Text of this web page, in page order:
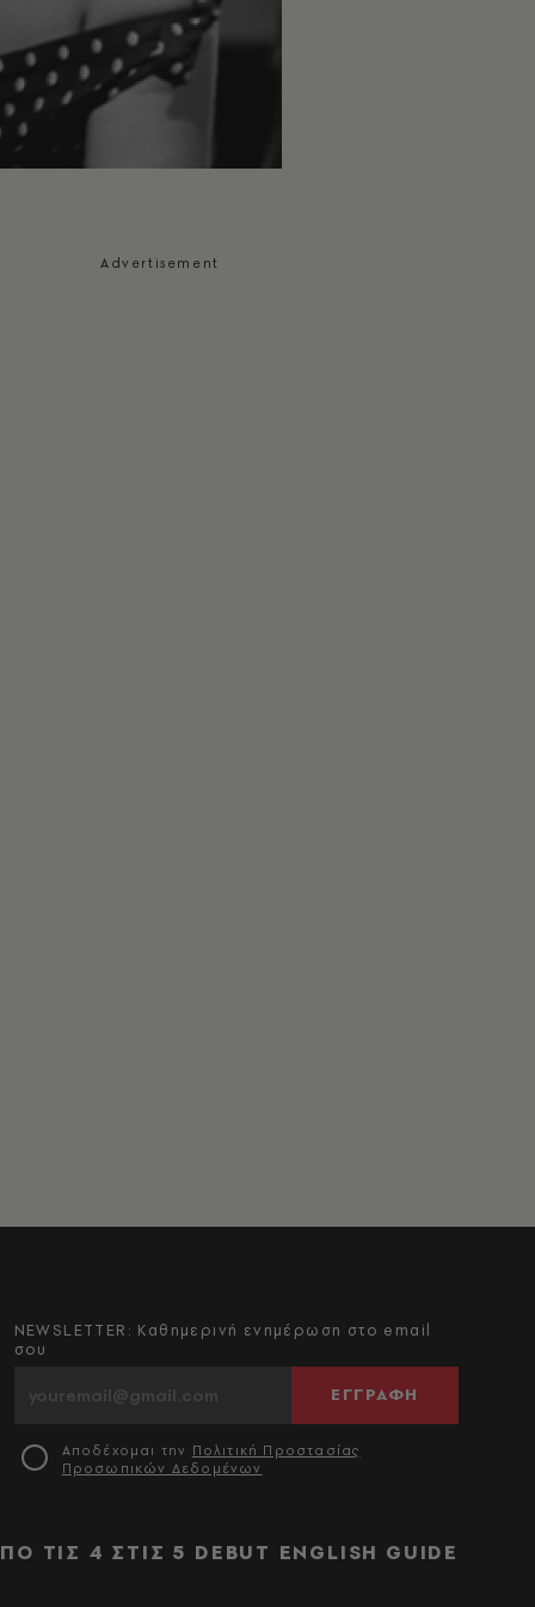
NEWSLETTER: Καθημερινή ενημέρωση στο email
σου
ΕΓΓΡΑΦΗ
Αποδέχομαι την Πολιτική Προστασίας
Προσωπικών Δεδομένων
ΤΙΣ 4 ΣΤΙΣ 5 DEBUT ENGLISH GUIDE